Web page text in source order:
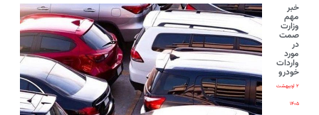
خبر
مهم
وزارت
صمت
در
مورد
واردات
خودرو
۲ اردیبهشت
۱۴۰۵